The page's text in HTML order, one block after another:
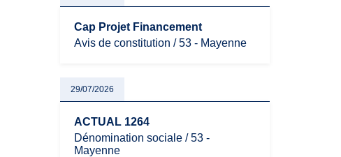
Cap Projet Financement
Avis de constitution / 53 - Mayenne
29/07/2026
ACTUAL 1264
Dénomination sociale / 53 -
Mayenne